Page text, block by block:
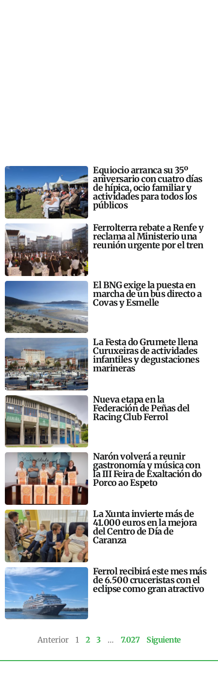
Equiocio arranca su 35º
aniversario con cuatro días
de hípica, ocio familiar y
actividades para todos los
públicos
Ferrolterra rebate a Renfe y
reclama al Ministerio una
reunión urgente por el tren
El BNG exige la puesta en
marcha de un bus directo a
Covas y Esmelle
La Festa do Grumete llena
Curuxeiras de actividades
infantiles y degustaciones
marineras
Nueva etapa en la
Federación de Peñas del
Racing Club Ferrol
Narón volverá a reunir
gastronomía y música con
la III Feira de Exaltación do
Porco ao Espeto
La Xunta invierte más de
41.000 euros en la mejora
del Centro de Día de
Caranza
Ferrol recibirá este mes más
de 6.500 cruceristas con el
eclipse como gran atractivo
Anterior 1 2 3 … 7.027 Siguiente